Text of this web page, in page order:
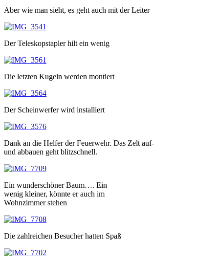
Aber wie man sieht, es geht auch mit der Leiter
Der Teleskopstapler hilt ein wenig
Die letzten Kugeln werden montiert
Der Scheinwerfer wird installiert
Dank an die Helfer der Feuerwehr. Das Zelt auf-
und abbauen geht blitzschnell.
Ein wunderschöner Baum…. Ein
wenig kleiner, könnte er auch im
Wohnzimmer stehen
Die zahlreichen Besucher hatten Spaß